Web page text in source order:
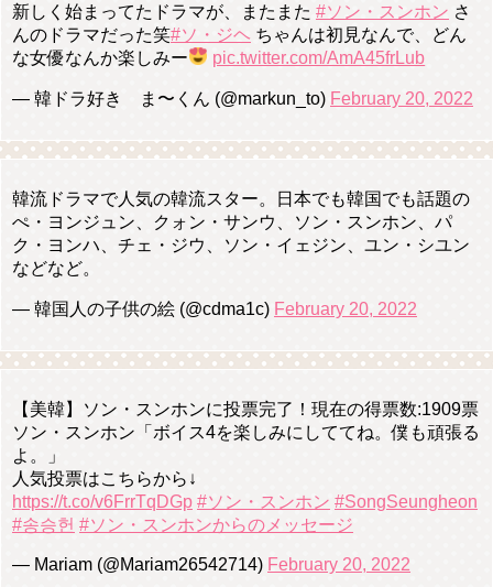
新しく始まってたドラマが、またまた #ソン・スンホン さ
んのドラマだった笑#ソ・ジヘ ちゃんは初見なんで、どん
な女優なんか楽しみー
pic.twitter.com/AmA45frLub
— 韓ドラ好き ま〜くん (@markun_to) February 20, 2022
韓流ドラマで人気の韓流スター。日本でも韓国でも話題の
ぺ・ヨンジュン、クォン・サンウ、ソン・スンホン、パ
ク・ヨンハ、チェ・ジウ、ソン・イェジン、ユン・シユン
などなど。
— 韓国人の子供の絵 (@cdma1c) February 20, 2022
【美韓】ソン・スンホンに投票完了！現在の得票数:1909票
ソン・スンホン「ボイス4を楽しみにしててね。僕も頑張る
よ。」
人気投票はこちらから↓
https://t.co/v6FrrTqDGp #ソン・スンホン #SongSeungheon
#송승헌 #ソン・スンホンからのメッセージ
— Mariam (@Mariam26542714) February 20, 2022